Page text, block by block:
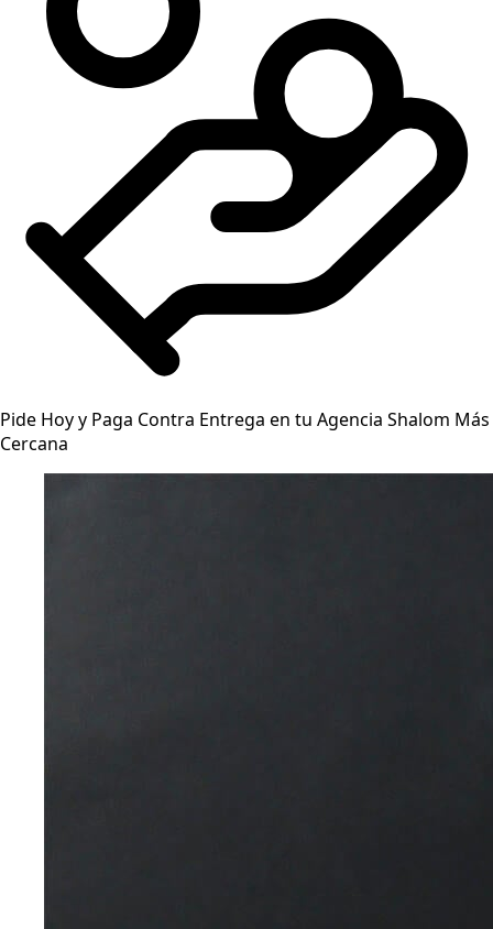
Pide Hoy y Paga Contra Entrega en tu Agencia Shalom Más
Cercana